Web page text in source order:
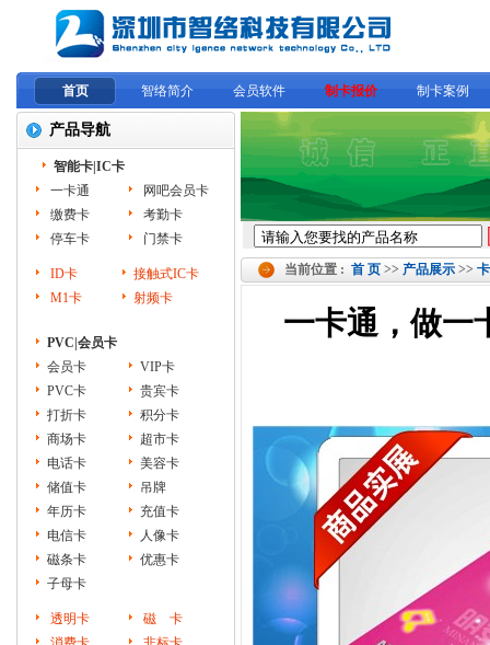
首页 智络简介 会员软件 制卡报价 制卡案例
当前位置 : 首 页 >> 产品展示 >>
一卡通，做一
产品导航
智能卡|IC卡
一卡通
网吧会员卡
缴费卡
考勤卡
停车卡
门禁卡
ID卡
接触式IC卡
M1卡
射频卡
PVC|会员卡
会员卡
VIP卡
PVC卡
贵宾卡
打折卡
积分卡
商场卡
超市卡
电话卡
美容卡
储值卡
吊牌
年历卡
充值卡
电信卡
人像卡
磁条卡
优惠卡
子母卡
透明卡
磁 卡